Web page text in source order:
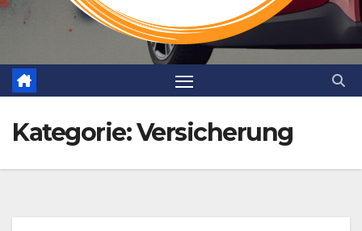
Kategorie:Versicherung